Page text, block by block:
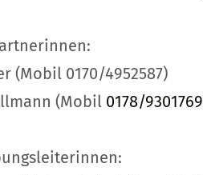
(Mobil 0170/4952587)
(Mobil 0178/9301769